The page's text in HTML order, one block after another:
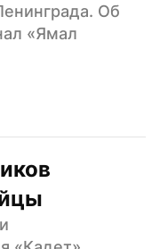
Об
«Ямал